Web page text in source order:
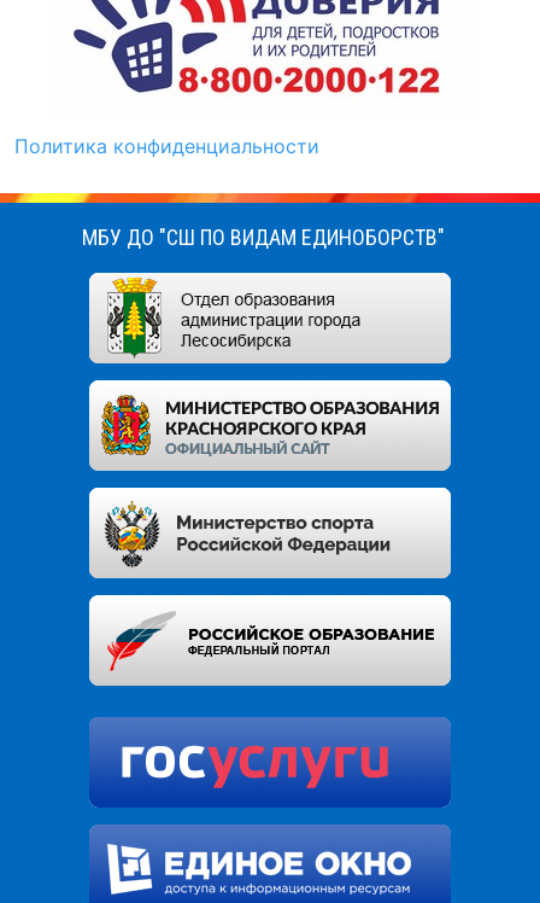
Политика конфиденциальности
МБУ ДО "СШ ПО ВИДАМ ЕДИНОБОРСТВ"